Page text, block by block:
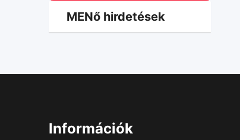
MENő hirdetések
Információk